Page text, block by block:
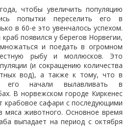
чтобы увеличить популяцию
попытки переселить его в
в 60-е это увенчалось успехом.
появился у берегов Норвегии,
и поедать в огромном
рыбу и моллюсков. Это
(и сокращению количества
вод), а также к тому, что в
начали вылавливать в
В норвежском городе Киркенес
крабовое сафари с последующими
мяса животного. Основное время
выпадает на период с октября